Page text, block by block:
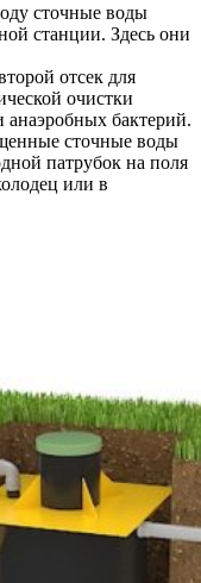
сточные воды
станции. Здесь они
отсек для
очистки
анаэробных бактерий.
сточные воды
патрубок на поля
или в